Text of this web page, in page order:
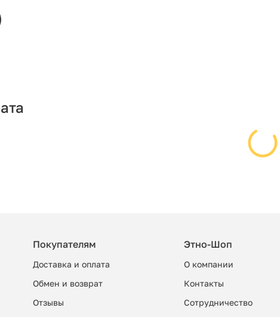
Покупателям
Доставка и оплата
Обмен и возврат
Отзывы
Этно-Шоп
О компании
Контакты
Сотрудничество